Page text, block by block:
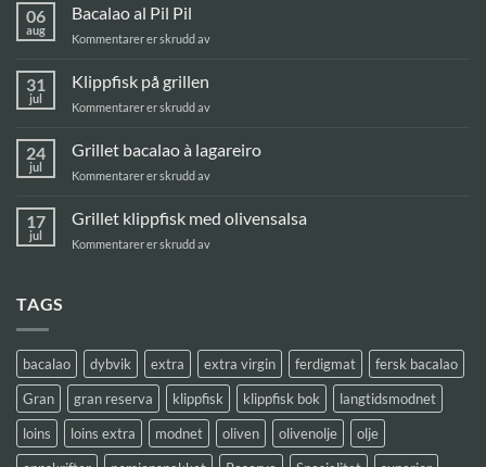
06
aug
Bacalao al Pil Pil
Kommentarer er skrudd avfor
Pil
31
jul
Klippfisk på grillen
Kommentarer er skrudd avfor
grillen
24
jul
Grillet bacalao à lagareiro
Kommentarer er skrudd avfor
bacalao
à
lagareiro
17
jul
Grillet klippfisk med olivensalsa
Kommentarer er skrudd avfor
TAGS
bacalao dybvik extra extra virgin ferdigmat
fersk bacalao
Gran
gran reserva klippfisk klippfisk bok
langtidsmodnet
loins
loins extra modnet oliven olivenolje
olje